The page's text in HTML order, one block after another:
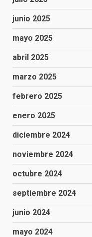
junio 2025
mayo 2025
abril 2025
marzo 2025
febrero 2025
enero 2025
diciembre 2024
noviembre 2024
octubre 2024
septiembre 2024
junio 2024
mayo 2024